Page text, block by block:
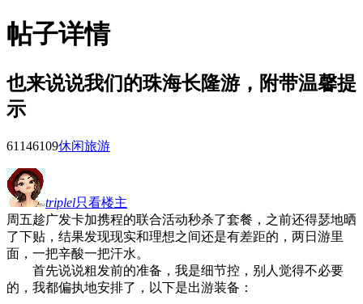
帖子详情
也来说说我们的珠海长隆游，附带温馨提
示
61146109休闲旅游
triplel只看楼主
周五趁广发卡加携程的联合活动秒杀了套餐，之前还得瑟地晒
了下贴，结果发现现实和理想之间还是有差距的，两日游里
面，一把辛酸一把汗水。
首先说说粗发前的准备，我是细节控，别人觉得不必要
的，我都偏执地安排了，以下是出游装备：